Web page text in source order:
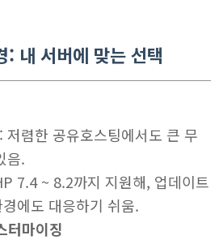
: 내 서버에 맞는 선택
: 저렴한 공유호스팅에서도 큰 무
음.
7.4 ~ 8.2까지 지원해, 업데이트
에도 대응하기 쉬움.
터마이징